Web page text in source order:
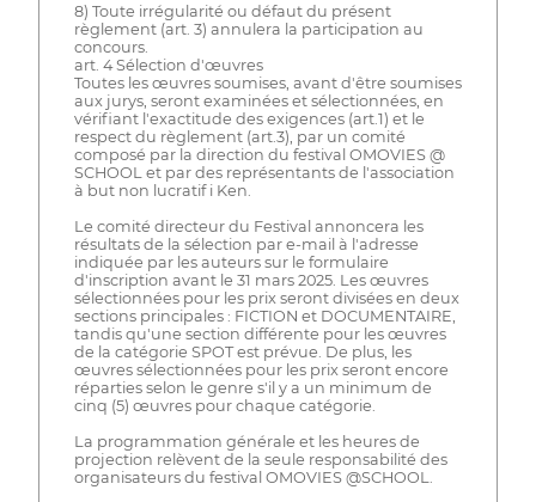
8) Toute irrégularité ou défaut du présent
règlement (art. 3) annulera la participation au
concours.
art. 4 Sélection d'œuvres
Toutes les œuvres soumises, avant d'être soumises
aux jurys, seront examinées et sélectionnées, en
vérifiant l'exactitude des exigences (art.1) et le
respect du règlement (art.3), par un comité
composé par la direction du festival OMOVIES @
SCHOOL et par des représentants de l'association
à but non lucratif i Ken.
Le comité directeur du Festival annoncera les
résultats de la sélection par e-mail à l'adresse
indiquée par les auteurs sur le formulaire
d'inscription avant le 31 mars 2025. Les œuvres
sélectionnées pour les prix seront divisées en deux
sections principales : FICTION et DOCUMENTAIRE,
tandis qu'une section différente pour les œuvres
de la catégorie SPOT est prévue. De plus, les
œuvres sélectionnées pour les prix seront encore
réparties selon le genre s'il y a un minimum de
cinq (5) œuvres pour chaque catégorie.
La programmation générale et les heures de
projection relèvent de la seule responsabilité des
organisateurs du festival OMOVIES @SCHOOL.